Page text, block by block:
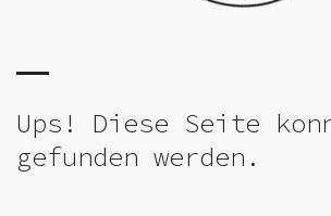
Ups! Diese Seite
gefunden werden.